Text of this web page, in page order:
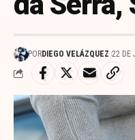
PORDIEGO VELÁZQUEZ 22 DE